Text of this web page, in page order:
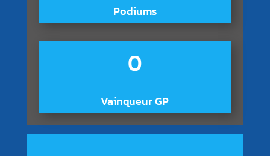
Podiums
0
Vainqueur GP